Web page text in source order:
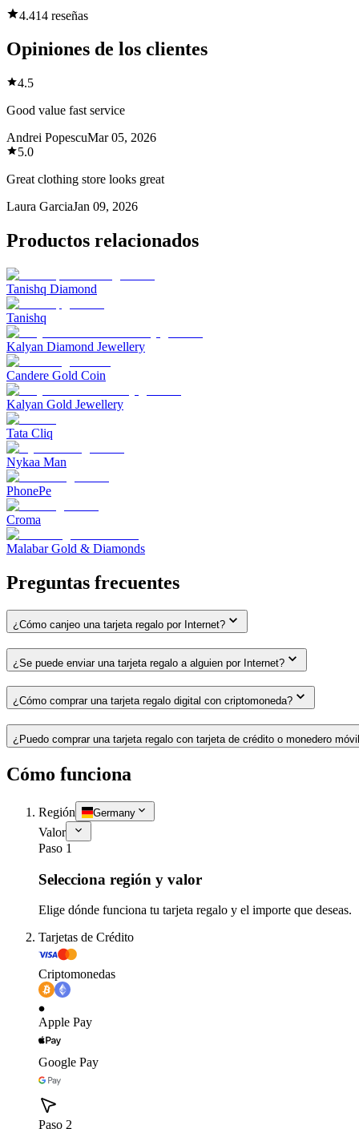
4.414 reseñas
Opiniones de los clientes
4.5
Good value fast service
Andrei PopescuMar 05, 2026
5.0
Great clothing store looks great
Laura GarciaJan 09, 2026
Productos relacionados
Tanishq Diamond
Tanishq
Kalyan Diamond Jewellery
Candere Gold Coin
Kalyan Gold Jewellery
Tata Cliq
Nykaa Man
PhonePe
Croma
Malabar Gold & Diamonds
Preguntas frecuentes
¿Cómo canjeo una tarjeta regalo por Internet?
¿Se puede enviar una tarjeta regalo a alguien por Internet?
¿Cómo comprar una tarjeta regalo digital con criptomoneda?
¿Puedo comprar una tarjeta regalo con tarjeta de crédito o monedero
Cómo funciona
Región Germany
Valor
Paso 1
Selecciona región y valor
Elige dónde funciona tu tarjeta regalo y el importe que deseas.
Tarjetas de Crédito
Criptomonedas
Apple Pay
Google Pay
Paso 2